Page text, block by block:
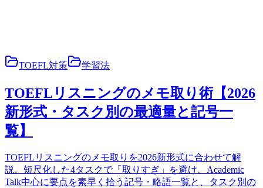
TOEFL対策 学習法
TOEFLリスニングのメモ取り術【2026
新形式・タスク別の最適量と記号一
覧】
TOEFLリスニングのメモ取りを2026新形式に合わせて解
説。短尺化した4タスクで「取りすぎ」を避け、Academic
Talk中心に要点を素早く拾う記号・略語一覧と、タスク別の